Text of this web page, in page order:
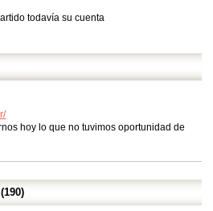
todavía su cuenta
hoy lo que no tuvimos oportunidad de